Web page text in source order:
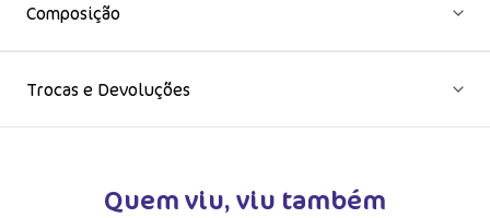
Composição
Trocas e Devoluções
Quem viu, viu também